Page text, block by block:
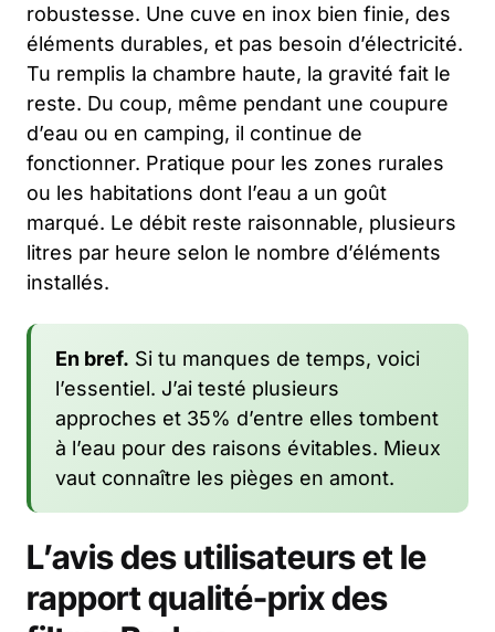
robustesse. Une cuve en inox bien finie, des
éléments durables, et pas besoin d’électricité.
Tu remplis la chambre haute, la gravité fait le
reste. Du coup, même pendant une coupure
d’eau ou en camping, il continue de
fonctionner. Pratique pour les zones rurales
ou les habitations dont l’eau a un goût
marqué. Le débit reste raisonnable, plusieurs
litres par heure selon le nombre d’éléments
installés.
En bref. Si tu manques de temps, voici
l’essentiel. J’ai testé plusieurs
approches et 35% d’entre elles tombent
à l’eau pour des raisons évitables. Mieux
vaut connaître les pièges en amont.
L’avis des utilisateurs et le
rapport qualité-prix des